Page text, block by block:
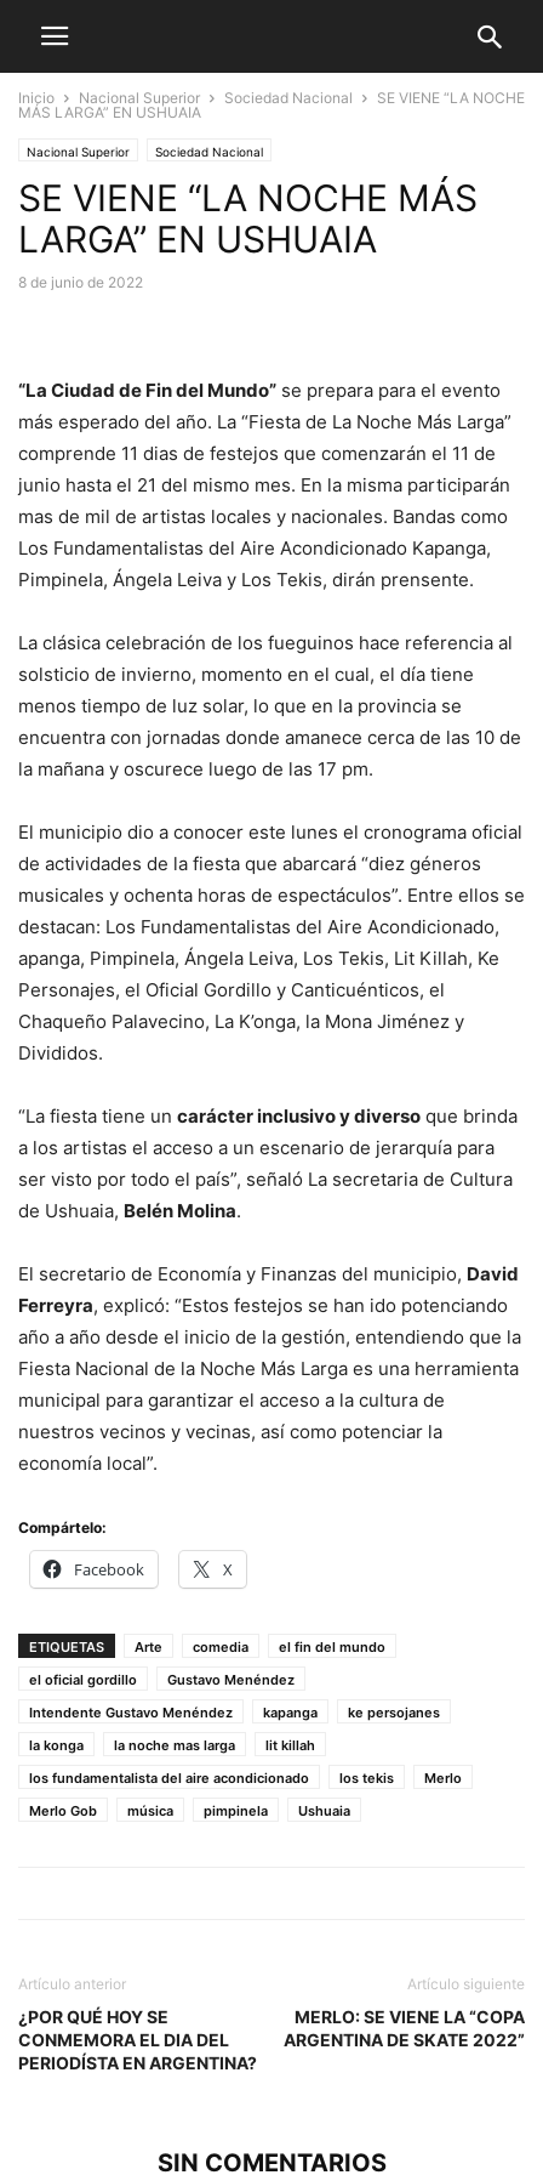
Inicio Nacional Superior Sociedad Nacional
SE VIENE “LA NOCHE
MÁS LARGA” EN USHUAIA
Nacional Superior Sociedad Nacional
SE VIENE “LA NOCHE MÁS
LARGA” EN USHUAIA
8 de junio de 2022
“La Ciudad de Fin del Mundo” se prepara para el evento
más esperado del año. La “Fiesta de La Noche Más Larga”
comprende 11 dias de festejos que comenzarán el 11 de
junio hasta el 21 del mismo mes. En la misma participarán
mas de mil de artistas locales y nacionales. Bandas como
Los Fundamentalistas del Aire Acondicionado Kapanga,
Pimpinela, Ángela Leiva y Los Tekis, dirán prensente.
La clásica celebración de los fueguinos hace referencia al
solsticio de invierno, momento en el cual, el día tiene
menos tiempo de luz solar, lo que en la provincia se
encuentra con jornadas donde amanece cerca de las 10 de
la mañana y oscurece luego de las 17 pm.
El municipio dio a conocer este lunes el cronograma oficial
de actividades de la fiesta que abarcará “diez géneros
musicales y ochenta horas de espectáculos”. Entre ellos se
destacan: Los Fundamentalistas del Aire Acondicionado,
apanga, Pimpinela, Ángela Leiva, Los Tekis, Lit Killah, Ke
Personajes, el Oficial Gordillo y Canticuénticos, el
Chaqueño Palavecino, La K’onga, la Mona Jiménez y
Divididos.
“La fiesta tiene un carácter inclusivo y diverso que brinda
a los artistas el acceso a un escenario de jerarquía para
ser visto por todo el país”, señaló La secretaria de Cultura
de Ushuaia, Belén Molina.
El secretario de Economía y Finanzas del municipio, David
Ferreyra, explicó: “Estos festejos se han ido potenciando
año a año desde el inicio de la gestión, entendiendo que la
Fiesta Nacional de la Noche Más Larga es una herramienta
municipal para garantizar el acceso a la cultura de
nuestros vecinos y vecinas, así como potenciar la
economía local”.
Compártelo:
Facebook X
ETIQUETAS Arte comedia
el fin del mundo
el oficial gordillo
Gustavo Menéndez
Intendente Gustavo Menéndez
kapanga
ke persojanes
la konga
la noche mas larga
lit killah
los fundamentalista del aire acondicionado
los tekis
Merlo
Merlo Gob
música pimpinela Ushuaia
Artículo anterior
¿POR QUÉ HOY SE
CONMEMORA EL DIA DEL
PERIODÍSTA EN ARGENTINA?
Artículo siguiente
MERLO: SE VIENE LA “COPA
ARGENTINA DE SKATE 2022”
SIN COMENTARIOS